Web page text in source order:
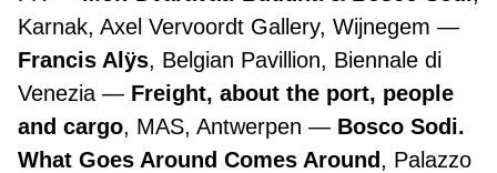
Karnak, Axel Vervoordt Gallery, Wijnegem
Francis Alÿs, Belgian Pavillion, Biennale di
Venezia
Freight, about the port, people
and cargo, MAS, Antwerpen
Bosco Sodi.
What Goes Around Comes Around, Palazzo